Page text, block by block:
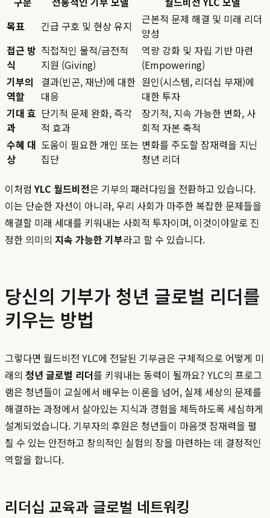
목표
긴급 구호 및 현상 유지
근본적 문제 해결 및 미래 리더
양성
접근 방
식
직접적인 물적/금전적
지원 (Giving)
역량 강화 및 자립 기반 마련
(Empowering)
기부의
역할
결과(빈곤, 재난)에 대한
대응
원인(시스템, 리더십 부재)에
대한 투자
기대 효
과
단기적 문제 완화, 즉각
적 효과
장기적, 지속 가능한 변화, 사
회적 자본 축적
수혜 대
상
도움이 필요한 개인 또는
집단
변화를 주도할 잠재력을 지닌
청년 리더
이처럼YLC 월드비전은 기부의 패러다임을 전환하고 있습니다.
이는 단순한 자선이 아니라, 우리 사회가 마주한 복잡한 문제들을
해결할 미래 세대를 키워내는 사회적 투자이며, 이것이야말로 진
정한 의미의 지속 가능한 기부라고 할 수 있습니다.
당신의 기부가 청년 글로벌 리더를
키우는 방법
그렇다면 월드비전 YLC에 전달된 기부금은 구체적으로 어떻게 미
래의 청년 글로벌 리더를 키워내는 동력이 될까요? YLC의 프로그
램은 청년들이 교실에서 배우는 이론을 넘어, 실제 세상의 문제를
해결하는 과정에서 살아있는 지식과 경험을 체득하도록 세심하게
설계되었습니다. 기부자의 후원은 청년들이 마음껏 잠재력을 펼
칠 수 있는 안전하고 창의적인 실험의 장을 마련하는 데 결정적인
역할을 합니다.
리더십 교육과 글로벌 네트워킹